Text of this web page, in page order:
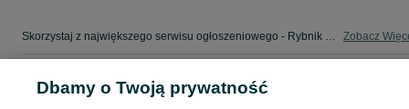
Skorzystaj z największego serwisu ogłoszeniowego - Rybnik i okolice! - kupuj lub sprzedawaj jeszcze wygodniej w kategorii Pozostałe Opony i Felgi! Zobacz
Mapa kategorii
Dbamy o Twoją prywatność